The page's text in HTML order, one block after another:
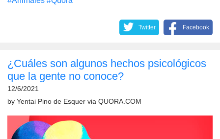
Twitter Facebook
¿Cuáles son algunos hechos psicológicos
que la gente no conoce?
12/6/2021
by Yentai Pino de Esquer via QUORA.COM